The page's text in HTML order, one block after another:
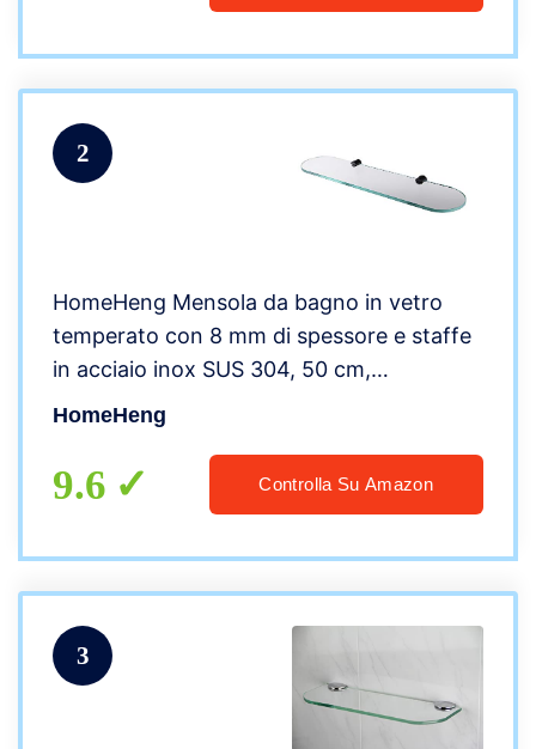
2
HomeHeng Mensola da bagno in vetro
temperato con 8 mm di spessore e staffe
in acciaio inox SUS 304, 50 cm,
rettangolare, antiruggine, supporto da
parete, E3307-50 MB
HomeHeng
9.6 Controlla Su Amazon
3